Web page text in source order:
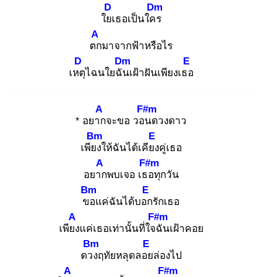
ใยเ
D
ธอเป็นใคร
Dm
ตก
A
มาจากฟ้าหรือไร
เหตุ
D
ไฉนใยฉัน
Dm
เฝ้าฝันเพียงเธอ
E
* อยาก
A
จะขอ วอน
F#m
ดวงดาว
เพียง
Bm
ให้ฉันได้เคียง
E
คู่เธอ
อยาก
A
พบเจอ เธอ
F#m
ทุกวัน
ขอ
Bm
แค่ฉันได้บอก
E
รักเธอ
เพียง
A
แค่เธอเท่านั้นที่ใจฉั
F#m
นเฝ้าคอย
ดวง
Bm
ฤทัยหลุดลอย
E
ล่องไป
A
F#m